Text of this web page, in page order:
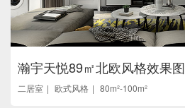
瀚宇天悦89㎡北欧风格效果图
二居室 欧式风格 80m²-100m²